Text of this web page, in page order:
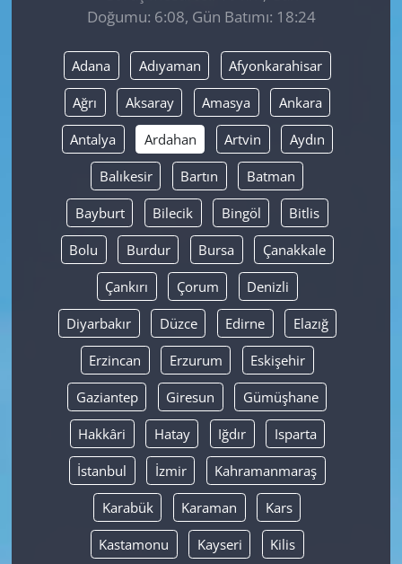
Doğumu: 6:08, Gün Batımı: 18:24
Adana Adıyaman Afyonkarahisar
Ağrı Aksaray Amasya Ankara
Antalya Ardahan Artvin Aydın
Balıkesir Bartın Batman
Bayburt Bilecik Bingöl Bitlis
Bolu Burdur Bursa Çanakkale
Çankırı Çorum Denizli
Diyarbakır Düzce Edirne Elazığ
Erzincan Erzurum Eskişehir
Gaziantep Giresun Gümüşhane
Hakkâri Hatay Iğdır Isparta
İstanbul İzmir Kahramanmaraş
Karabük Karaman Kars
Kastamonu Kayseri Kilis
SPOR
Yerel